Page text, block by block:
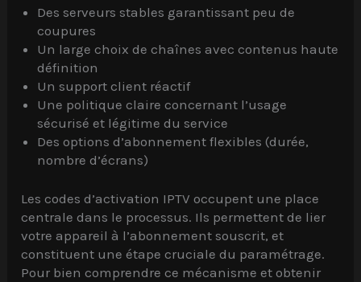
Des serveurs stables garantissant peu de
coupures
Un large choix de chaînes avec contenus haute
définition
Un support client réactif
Une politique claire concernant l’usage
sécurisé et légitime du service
Des options d’abonnement flexibles (durée,
nombre d’écrans)
Les codes d’activation IPTV occupent une place
centrale dans le processus. Ils permettent de lier
votre appareil à l’abonnement souscrit, et
constituent une étape cruciale du paramétrage.
Pour bien comprendre ce mécanisme et obtenir